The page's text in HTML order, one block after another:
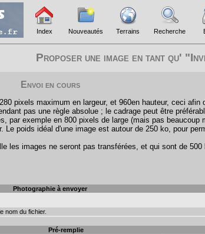
Index Nouveautés Terrains Recherche
Proposer une image en tant qu'
Envoi en cours
pixels maximum en largeur, et 960en hauteur, ceci
pas une règle absolue ; le cadrage peut être
par exemple en 800 pixels de large (mais pas beaucoup
Le poids idéal d'une image est autour de 250 ko, pour
les images ne seront pas transférées, et qui sont de
Photographie à envoyer
nom du fichier.
Pré-remplie